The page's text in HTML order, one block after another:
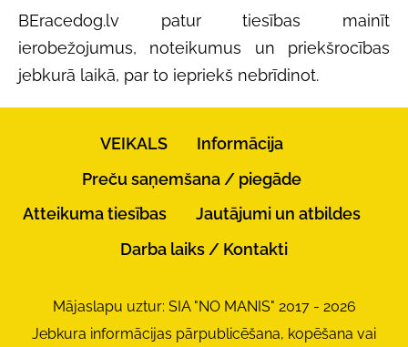
BEracedog.lv patur tiesības mainīt
ierobežojumus, noteikumus un priekšrocības
jebkurā laikā, par to iepriekš nebrīdinot.
VEIKALS
Informācija
Preču saņemšana / piegāde
Atteikuma tiesības
Jautājumi un atbildes
Darba laiks / Kontakti
Mājaslapu uztur: SIA "NO MANIS" 2017 - 2026
Jebkura informācijas pārpublicēšana, kopēšana vai